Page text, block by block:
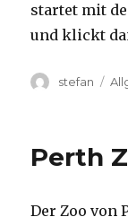
startet mit
und klickt
Autor
stefan
Perth
Der Zoo von